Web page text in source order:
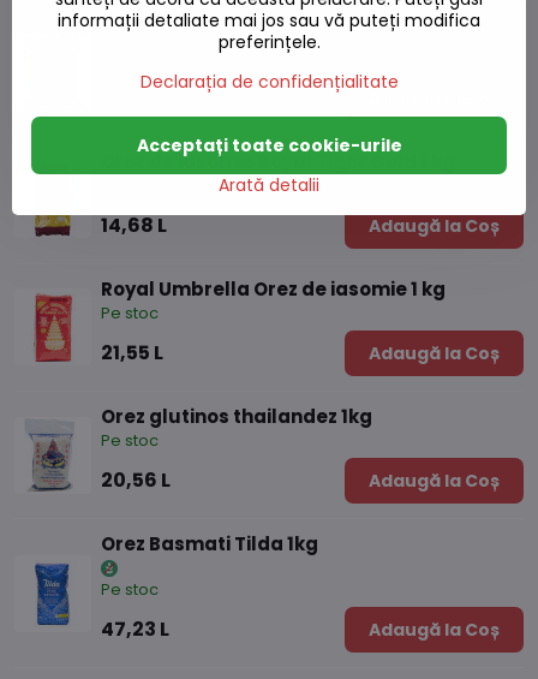
Orez japonez Shinode pentru sushi 1kg
22,54 L
Orez de iasomie Royal Tiger Gold 1 kg
14,68 L Adaugă la Coș
Royal Umbrella Orez de iasomie 1 kg
Pe stoc
21,55 L Adaugă la Coș
Orez glutinos thailandez 1kg
Pe stoc
20,56 L Adaugă la Coș
Orez Basmati Tilda 1kg
Pe stoc
47,23 L Adaugă la Coș
informații detaliate mai jos sau vă puteți modifica
preferințele.
Declarația de confidențialitate
Arată detalii
Acceptați toate cookie-urile